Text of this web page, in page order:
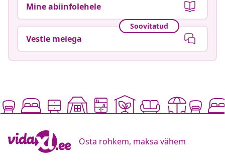
Mine abiinfolehele
Soovitatud
Vestle meiega
Osta rohkem, maksa vähem